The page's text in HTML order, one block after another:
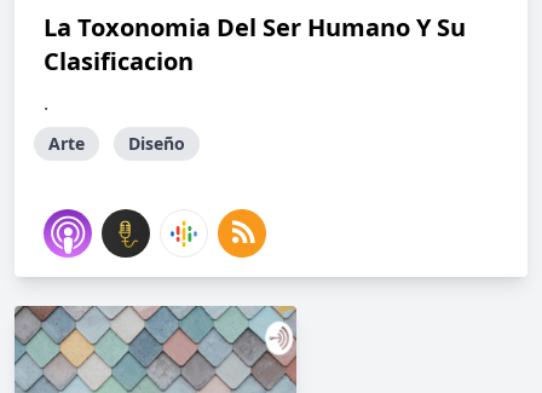
La Toxonomia Del Ser Humano Y Su
Clasificacion
.
Arte Diseño